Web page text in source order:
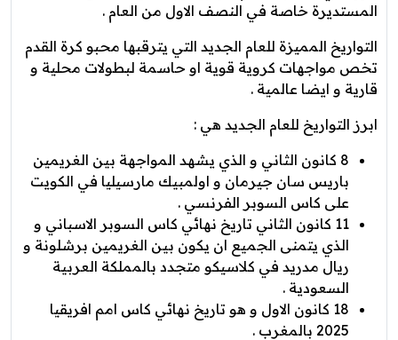
المستديرة خاصة في النصف الاول من العام .
التواريخ المميزة للعام الجديد التي يترقبها محبو كرة القدم
تخص مواجهات كروية قوية او حاسمة لبطولات محلية و
قارية و ايضا عالمية .
ابرز التواريخ للعام الجديد هي :
8 كانون الثاني و الذي يشهد المواجهة بين الغريمين
باريس سان جيرمان و اولمبيك مارسيليا في الكويت
على كاس السوبر الفرنسي .
11 كانون الثاني تاريخ نهائي كاس السوبر الاسباني و
الذي يتمنى الجميع ان يكون بين الغريمين برشلونة و
ريال مدريد في كلاسيكو متجدد بالمملكة العربية
السعودية .
18 كانون الاول و هو تاريخ نهائي كاس امم افريقيا
2025 بالمغرب .